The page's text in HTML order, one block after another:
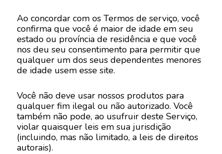
Ao concordar com os Termos de serviço, você
confirma que você é maior de idade em seu
estado ou província de residência e que você
nos deu seu consentimento para permitir que
qualquer um dos seus dependentes menores
de idade usem esse site.
Você não deve usar nossos produtos para
qualquer fim ilegal ou não autorizado. Você
também não pode, ao usufruir deste Serviço,
violar quaisquer leis em sua jurisdição
(incluindo, mas não limitado, a leis de direitos
autorais).